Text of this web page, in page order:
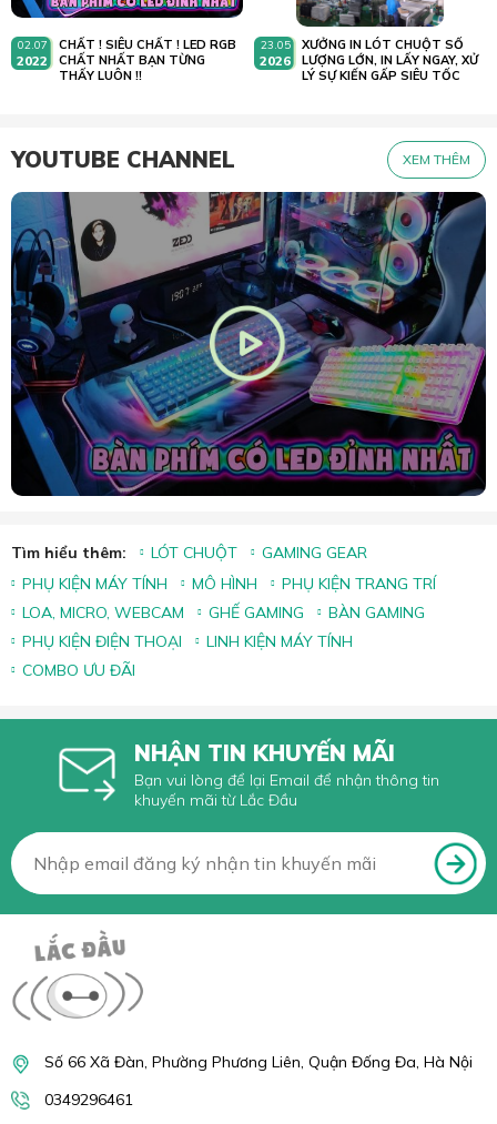
02.07
2022
CHẤT ! SIÊU CHẤT ! LED RGB
CHẤT NHẤT BẠN TỪNG
THẤY LUÔN !!
23.05
2026
XƯỞNG IN LÓT CHUỘT SỐ
LƯỢNG LỚN, IN LẤY NGAY, XỬ
LÝ SỰ KIẾN GẤP SIÊU TỐC
YOUTUBE CHANNEL XEM THÊM
Tìm hiểu thêm: LÓT CHUỘT
GAMING GEAR
PHỤ KIỆN MÁY TÍNH
MÔ HÌNH
PHỤ KIỆN TRANG TRÍ
LOA, MICRO, WEBCAM
GHẾ GAMING
BÀN GAMING
PHỤ KIỆN ĐIỆN THOẠI
LINH KIỆN MÁY TÍNH
COMBO ƯU ĐÃI
NHẬN TIN KHUYẾN MÃI
Bạn vui lòng để lại Email để nhận thông tin
khuyến mãi từ Lắc Đầu
Số 66 Xã Đàn, Phường Phương Liên, Quận Đống Đa, Hà Nội
0349296461